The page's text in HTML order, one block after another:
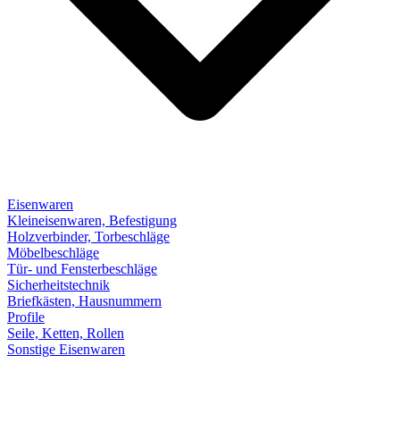
Eisenwaren
Kleineisenwaren, Befestigung
Holzverbinder, Torbeschläge
Möbelbeschläge
Tür- und Fensterbeschläge
Sicherheitstechnik
Briefkästen, Hausnummern
Profile
Seile, Ketten, Rollen
Sonstige Eisenwaren